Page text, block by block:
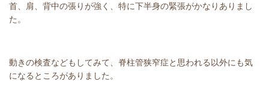
首、肩、背中の張りが強く、特に下半身の緊張がかなりありまし
た。
動きの検査などもしてみて、脊柱管狭窄症と思われる以外にも気
になるところがありました。